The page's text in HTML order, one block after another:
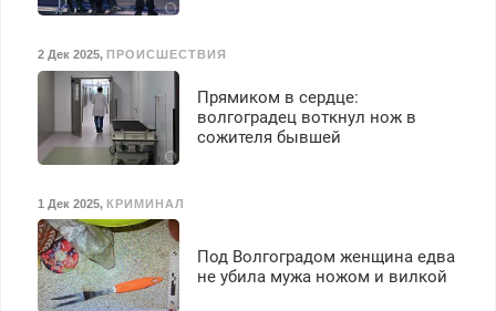
2 Дек 2025, ПРОИСШЕСТВИЯ
Прямиком в сердце:
волгоградец воткнул нож в
сожителя бывшей
1 Дек 2025, КРИМИНАЛ
Под Волгоградом женщина едва
не убила мужа ножом и вилкой